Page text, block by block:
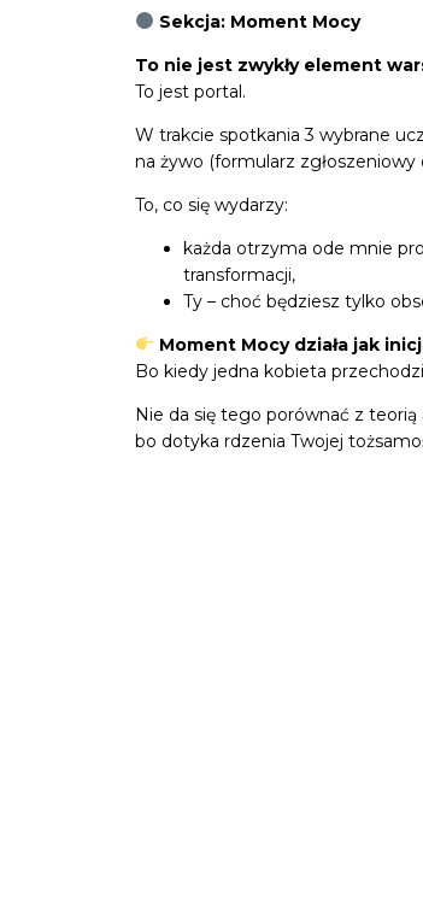
Sekcja: Moment Mocy
To nie jest zwykły element
To jest portal.
W trakcie spotkania 3 wybrane
na żywo (formularz
To, co się wydarzy:
każda otrzyma ode mnie
transformacji,
Ty – choć będziesz tylko
Moment Mocy działa jak
Bo kiedy jedna kobieta
Nie da się tego porównać z teorią
bo dotyka rdzenia Twojej